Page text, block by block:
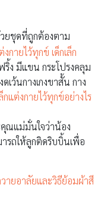
ยชุดที่ถูกต้องตาม
ง มีแขน กระโปรงคลุม
เว้นกางเกงขาสั้น กาง
กแต่งกายไว้ทุกข์อย่างไร
ณแม่มั่นใจว่าน้อง
ารถให้ลูกติดริบบิ้นเพื่อ
ายอาลัยและวิธีย้อมผ้าสี